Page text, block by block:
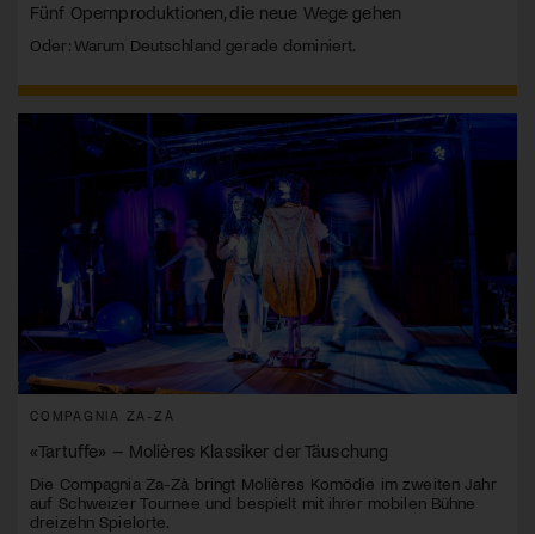
Fünf Opernproduktionen, die neue Wege gehen
Oder: Warum Deutschland gerade dominiert.
COMPAGNIA ZA-ZÀ
«Tartuffe» – Molières Klassiker der Täuschung
Die Compagnia Za-Zà bringt Molières Komödie im zweiten Jahr
auf Schweizer Tournee und bespielt mit ihrer mobilen Bühne
dreizehn Spielorte.